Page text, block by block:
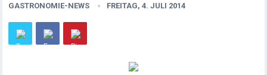
GASTRONOMIE-NEWS FREITAG, 4. JULI 2014